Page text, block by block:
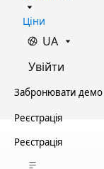
Ціни
UA
Увійти
Забронювати демо
Реєстрація
Реєстрація